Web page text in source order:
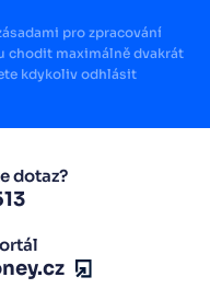
pro zpracování
chodit maximálně dvakrát
kdykoliv odhlásit
dotaz?